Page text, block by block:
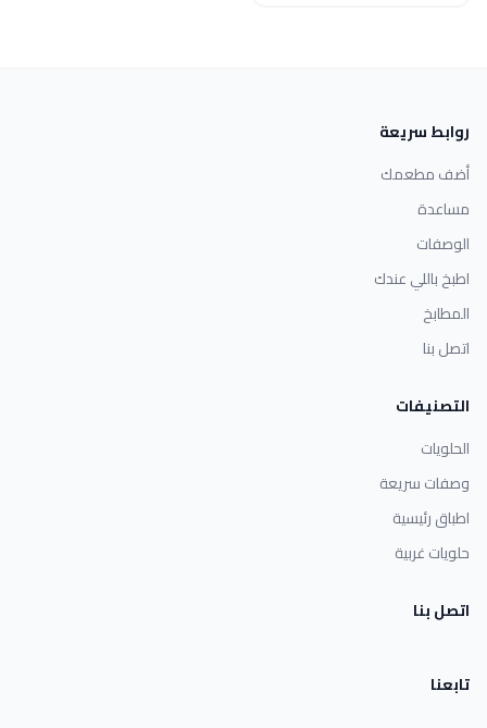
روابط سريعة
أضف مطعمك
مساعدة
الوصفات
اطبخ باللي عندك
المطابخ
اتصل بنا
التصنيفات
الحلويات
وصفات سريعة
اطباق رئيسية
حلويات غربية
اتصل بنا
تابعنا